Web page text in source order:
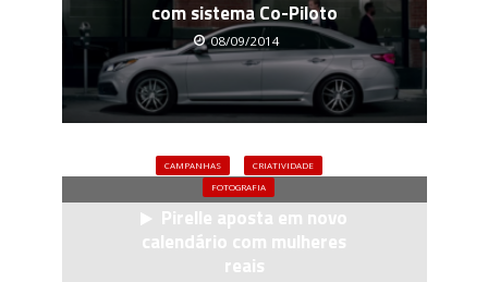
com sistema Co-Piloto
08/09/2014
CAMPANHAS
CRIATIVIDADE
FOTOGRAFIA
Pirelle aposta em novo
calendário com mulheres
reais